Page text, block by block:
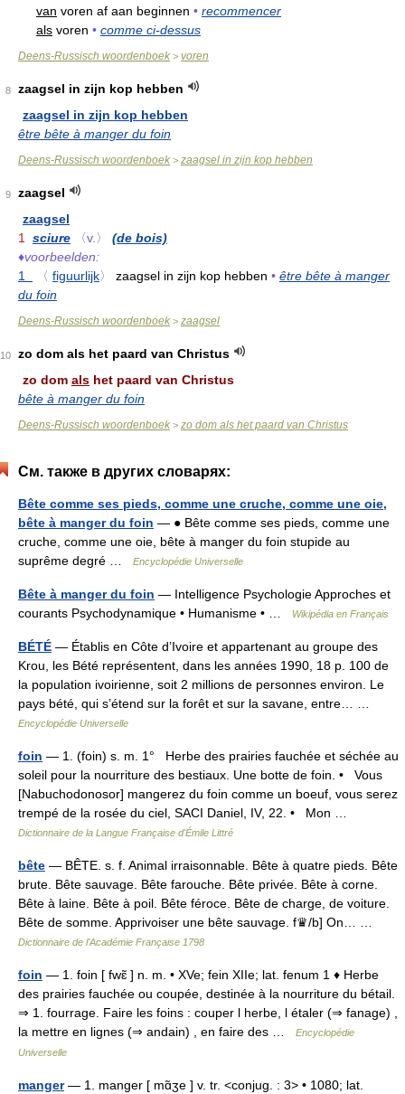
van voren af aan beginnen • recommencer
als voren • comme ci-dessus
Deens-Russisch woordenboek > voren
8
zaagsel in zijn kop hebben
zaagsel in zijn kop hebben
être bête à manger du foin
Deens-Russisch woordenboek > zaagsel in zijn kop hebben
9
zaagsel
zaagsel
1
sciure 〈v.〉
(de bois)
♦voorbeelden:
1
〈 figuurlijk〉 zaagsel in zijn kop hebben • être bête à manger
du foin
Deens-Russisch woordenboek > zaagsel
10
zo dom als het paard van Christus
zo dom als het paard van Christus
bête à manger du foin
Deens-Russisch woordenboek > zo dom als het paard van Christus
См. также в других словарях:
Bête comme ses pieds, comme une cruche, comme une oie,
bête à manger du foin — ● Bête comme ses pieds, comme une
cruche, comme une oie, bête à manger du foin stupide au
suprême degré …
Encyclopédie Universelle
Bête à manger du foin — Intelligence Psychologie Approches et
courants Psychodynamique • Humanisme • …
Wikipédia en Français
BÉTÉ — Établis en Côte d’Ivoire et appartenant au groupe des
Krou, les Bété représentent, dans les années 1990, 18 p. 100 de
la population ivoirienne, soit 2 millions de personnes environ. Le
pays bété, qui s’étend sur la forêt et sur la savane, entre… …
Encyclopédie Universelle
foin — 1. (foin) s. m. 1° Herbe des prairies fauchée et séchée au
soleil pour la nourriture des bestiaux. Une botte de foin. • Vous
[Nabuchodonosor] mangerez du foin comme un boeuf, vous serez
trempé de la rosée du ciel, SACI Daniel, IV, 22. • Mon …
Dictionnaire de la Langue Française d'Émile Littré
bête — BÊTE. s. f. Animal irraisonnable. Bête à quatre pieds. Bête
brute. Bête sauvage. Bête farouche. Bête privée. Bête à corne.
Bête à laine. Bête à poil. Bête féroce. Bête de charge, de voiture.
Bête de somme. Apprivoiser une bête sauvage. f♛/b] On… …
Dictionnaire de l'Académie Française 1798
foin — 1. foin [ fwɛ̃ ] n. m. • XVe; fein XIIe; lat. fenum 1 ♦ Herbe
des prairies fauchée ou coupée, destinée à la nourriture du bétail.
⇒ 1. fourrage. Faire les foins : couper l herbe, l étaler (⇒ fanage) ,
la mettre en lignes (⇒ andain) , en faire des …
Encyclopédie
Universelle
manger— 1. manger [ mɑ̃ʒe ] v. tr. <conjug. : 3> • 1080; lat.